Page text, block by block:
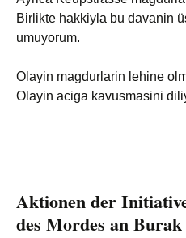
Birlikte hakkiyla bu davanin
umuyorum.
Olayin magdurlarin lehine
Olayin aciga kavusmasini
Aktionen der
des Mordes an